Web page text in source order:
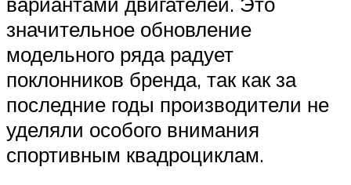
значительное обновление
модельного ряда радует
поклонников бренда, так как за
последние годы производители не
уделяли особого внимания
спортивным квадроциклам.